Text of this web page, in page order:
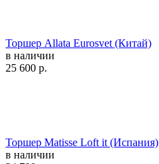
Торшер Allata Eurosvet (Китай)
в наличии
25 600 р.
Торшер Matisse Loft it (Испания)
в наличии